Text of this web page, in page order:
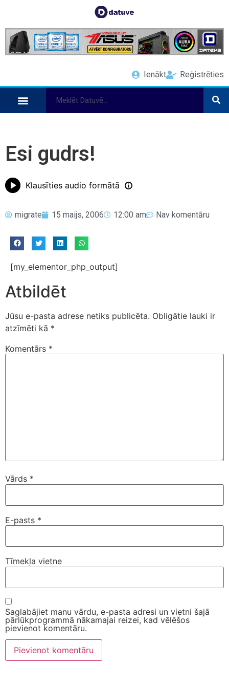
Ienākt Reģistrēties
Esi gudrs!
Klausīties audio formātā
migrate 15 maijs, 2006 12:00 am Nav komentāru
[my_elementor_php_output]
Atbildēt
Jūsu e-pasta adrese netiks publicēta. Obligātie lauki ir
atzīmēti kā *
Komentārs *
Vārds *
E-pasts *
Tīmekļa vietne
Saglabājiet manu vārdu, e-pasta adresi un vietni šajā
pārlūkprogrammā nākamajai reizei, kad vēlēšos
pievienot komentāru.